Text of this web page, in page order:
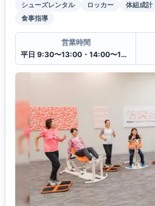
シューズレンタル ロッカー 体組成計
食事指導
営業時間
平日 9:30〜13:00・14:00〜19:30